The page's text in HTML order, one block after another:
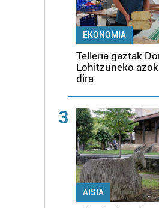
EKONOMIA
Telleria gaztak
Lohitzuneko
dira
3
AISIA